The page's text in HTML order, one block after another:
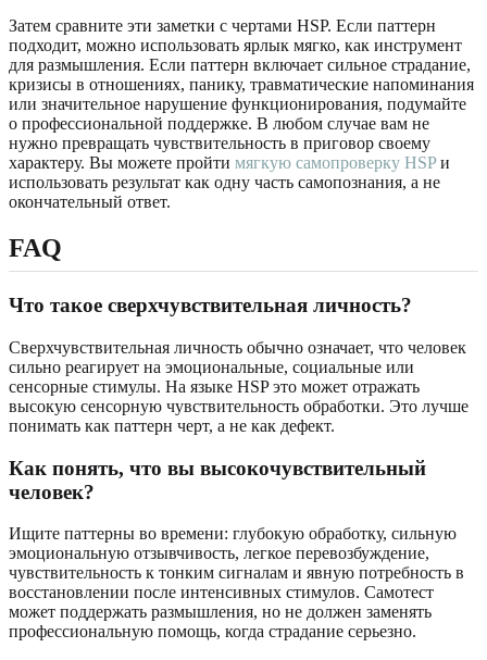
Затем сравните эти заметки с чертами HSP. Если паттерн
подходит, можно использовать ярлык мягко, как инструмент
для размышления. Если паттерн включает сильное страдание,
кризисы в отношениях, панику, травматические напоминания
или значительное нарушение функционирования, подумайте
о профессиональной поддержке. В любом случае вам не
нужно превращать чувствительность в приговор своему
характеру. Вы можете пройти мягкую самопроверку HSPи
использовать результат как одну часть самопознания, а не
окончательный ответ.
FAQ
Что такое сверхчувствительная личность?
Сверхчувствительная личность обычно означает, что человек
сильно реагирует на эмоциональные, социальные или
сенсорные стимулы. На языке HSP это может отражать
высокую сенсорную чувствительность обработки. Это лучше
понимать как паттерн черт, а не как дефект.
Как понять, что вы высокочувствительный
человек?
Ищите паттерны во времени: глубокую обработку, сильную
эмоциональную отзывчивость, легкое перевозбуждение,
чувствительность к тонким сигналам и явную потребность в
восстановлении после интенсивных стимулов. Самотест
может поддержать размышления, но не должен заменять
профессиональную помощь, когда страдание серьезно.